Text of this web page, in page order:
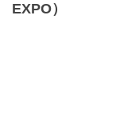
EXPO）